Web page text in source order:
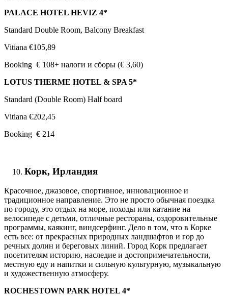
PALACE HOTEL HEVIZ 4*
Standard Double Room, Balcony Breakfast
Vitiana €105,89
Booking € 108+ налоги и сборы (€ 3,60)
LOTUS THERME HOTEL & SPA 5*
Standard (Double Room) Half board
Vitiana €202,45
Booking € 214
Корк, Ирландия
Красочное, джазовое, спортивное, инновационное и
традиционное направление. Это не просто обычная поездка
по городу, это отдых на море, походы или катание на
велосипеде с детьми, отличные рестораны, оздоровительные
программы, каякинг, виндсерфинг. Дело в том, что в Корке
есть все: от прекрасных природных ландшафтов и гор до
речных долин и береговых линий. Город Корк предлагает
посетителям историю, наследие и достопримечательности,
местную еду и напитки и сильную культурную, музыкальную
и художественную атмосферу.
ROCHESTOWN PARK HOTEL 4*